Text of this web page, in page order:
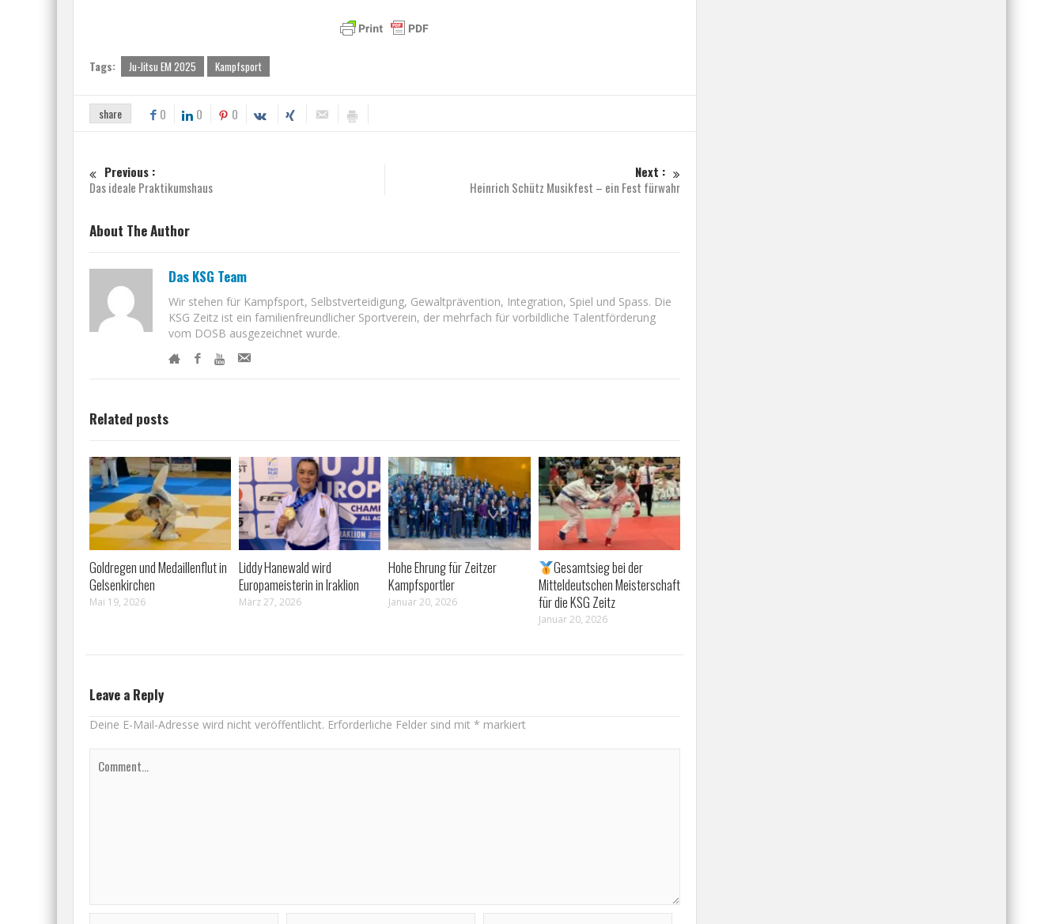
Tags: Ju-Jitsu EM 2025 Kampfsport
share 0 0 0
Previous :
Das ideale Praktikumshaus
Next :
Heinrich Schütz Musikfest – ein Fest fürwahr
About The Author
Das KSG Team
Wir stehen für Kampfsport, Selbstverteidigung, Gewaltprävention, Integration, Spiel und Spass. Die
KSG Zeitz ist ein familienfreundlicher Sportverein, der mehrfach für vorbildliche Talentförderung
vom DOSB ausgezeichnet wurde.
Related posts
Goldregen und Medaillenflut in
Gelsenkirchen
Mai 19, 2026
Liddy Hanewald wird
Europameisterin in Iraklion
März 27, 2026
Hohe Ehrung für Zeitzer
Kampfsportler
Januar 20, 2026
Gesamtsieg bei der
Mitteldeutschen Meisterschaft
für die KSG Zeitz
Januar 20, 2026
Leave a Reply
Deine E-Mail-Adresse wird nicht veröffentlicht. Erforderliche Felder sind mit * markiert